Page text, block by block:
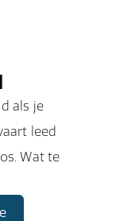
als je
leed
Wat te